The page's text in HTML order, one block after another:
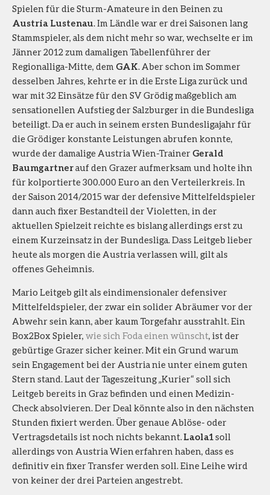
Spielen für die Sturm-Amateure in den Beinen zu
Austria Lustenau . Im Ländle war er drei Saisonen lang
Stammspieler, als dem nicht mehr so war, wechselte er im
Jänner 2012 zum damaligen Tabellenführer der
Regionalliga-Mitte, dem GAK . Aber schon im Sommer
desselben Jahres, kehrte er in die Erste Liga zurück und
war mit 32 Einsätze für den SV Grödig maßgeblich am
sensationellen Aufstieg der Salzburger in die Bundesliga
beteiligt. Da er auch in seinem ersten Bundesligajahr für
die Grödiger konstante Leistungen abrufen konnte,
wurde der damalige Austria Wien-Trainer Gerald
Baumgartnerauf den Grazer aufmerksam und holte ihn
für kolportierte 300.000 Euro an den Verteilerkreis. In
der Saison 2014/2015 war der defensive Mittelfeldspieler
dann auch fixer Bestandteil der Violetten, in der
aktuellen Spielzeit reichte es bislang allerdings erst zu
einem Kurzeinsatz in der Bundesliga. Dass Leitgeb lieber
heute als morgen die Austria verlassen will, gilt als
offenes Geheimnis.
Mario Leitgeb gilt als eindimensionaler defensiver
Mittelfeldspieler, der zwar ein solider Abräumer vor der
Abwehr sein kann, aber kaum Torgefahr ausstrahlt. Ein
Box2Box Spieler, wie sich Foda einen wünscht , ist der
gebürtige Grazer sicher keiner. Mit ein Grund warum
sein Engagement bei der Austria nie unter einem guten
Stern stand. Laut der Tageszeitung „Kurier“ soll sich
Leitgeb bereits in Graz befinden und einen Medizin-
Check absolvieren. Der Deal könnte also in den nächsten
Stunden fixiert werden. Über genaue Ablöse- oder
Vertragsdetails ist noch nichts bekannt. Laola1 soll
allerdings von Austria Wien erfahren haben, dass es
definitiv ein fixer Transfer werden soll. Eine Leihe wird
von keiner der drei Parteien angestrebt.